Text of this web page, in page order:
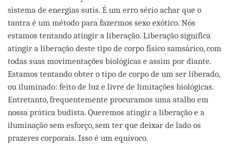
sistema de energias sutis. É um erro sério achar que o
tantra é um método para fazermos sexo exótico. Nós
estamos tentando atingir a liberação. Liberação significa
atingir a liberação deste tipo de corpo físico samsárico, com
todas suas movimentações biológicas e assim por diante.
Estamos tentando obter o tipo de corpo de um ser liberado,
ou iluminado: feito de luz e livre de limitações biológicas.
Entretanto, frequentemente procuramos uma atalho em
nossa prática budista. Queremos atingir a liberação e a
iluminação sem esforço, sem ter que deixar de lado os
prazeres corporais. Isso é um equívoco.